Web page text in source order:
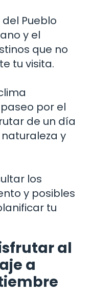
Pueblo
y el
que no
tu visita.
por el
de un día
y
los
y posibles
tu
al
a